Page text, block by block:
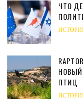
ЧТО
ПТИЦ